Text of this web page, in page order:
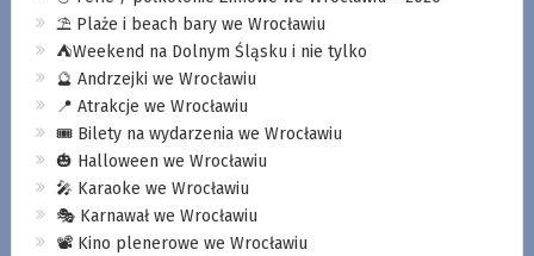
⛱️ Plaże i beach bary we Wrocławiu
⛺️Weekend na Dolnym Śląsku i nie tylko
🔮 Andrzejki we Wrocławiu
📍 Atrakcje we Wrocławiu
🎟️ Bilety na wydarzenia we Wrocławiu
🎃 Halloween we Wrocławiu
🎤 Karaoke we Wrocławiu
🎭 Karnawał we Wrocławiu
📽️ Kino plenerowe we Wrocławiu